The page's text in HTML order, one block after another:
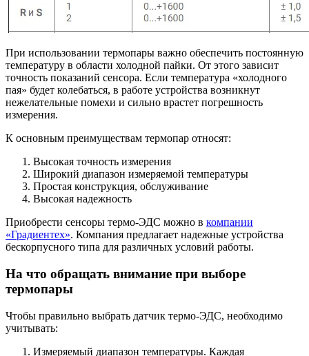
При использовании термопары важно обеспечить постоянную
температуру в области холодной пайки. От этого зависит
точность показаний сенсора. Если температура «холодного
пая» будет колебаться, в работе устройства возникнут
нежелательные помехи и сильно врастет погрешность
измерения.
К основным преимуществам термопар относят:
Высокая точность измерения
Широкий диапазон измеряемой температуры
Простая конструкция, обслуживание
Высокая надежность
Приобрести сенсоры термо-ЭДС можно в компании
«Градиентех». Компания предлагает надежные устройства
бескорпусного типа для различных условий работы.
На что обращать внимание при выборе
термопары
Чтобы правильно выбрать датчик термо-ЭДС, необходимо
учитывать:
Измеряемый диапазон температуры. Каждая